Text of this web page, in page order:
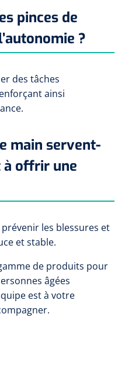
pinces de
?
des tâches
ainsi
main servent-
à offrir une
les blessures et
et stable.
de produits pour
âgées
est à votre